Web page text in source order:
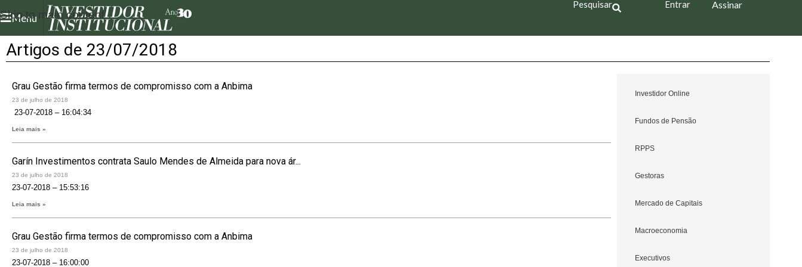
Skip to main content
Menu
Pesquisar Entrar Assinar
Artigos de 23/07/2018
Grau Gestão firma termos de compromisso com a Anbima
23 de julho de 2018
23-07-2018 – 16:04:34
Leia mais »
Garín Investimentos contrata Saulo Mendes de Almeida para nova ár...
23 de julho de 2018
23-07-2018 – 15:53:16
Leia mais »
Grau Gestão firma termos de compromisso com a Anbima
23 de julho de 2018
23-07-2018 – 16:00:00
Investidor Online
Fundos de Pensão
RPPS
Gestoras
Mercado de Capitais
Macroeconomia
Executivos